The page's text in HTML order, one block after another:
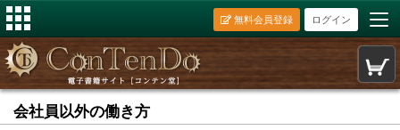
ログイン
無料会員登録
会社員以外の働き方